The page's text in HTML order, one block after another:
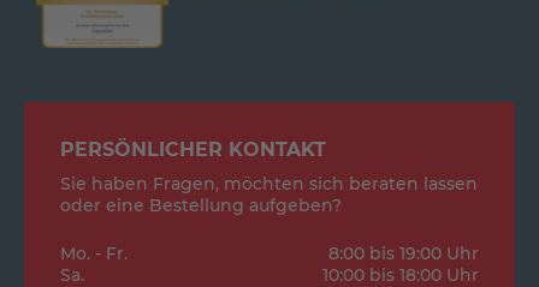
PERSÖNLICHER KONTAKT
Sie haben Fragen, möchten sich beraten lassen
oder eine Bestellung aufgeben?
Mo. - Fr.
8:00 bis 19:00 Uhr
Sa.
10:00 bis 18:00 Uhr